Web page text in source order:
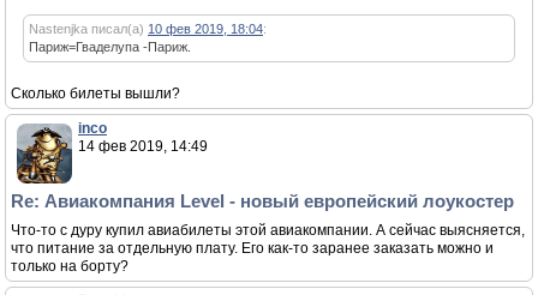
Nastenjka писал(а) 10 фев 2019, 18:04:
Париж=Гваделупа -Париж.
Сколько билеты вышли?
inco
14 фев 2019, 14:49
Re: Авиакомпания Level - новый европейский лоукостер
Что-то с дуру купил авиабилеты этой авиакомпании. А сейчас выясняется,
что питание за отдельную плату. Его как-то заранее заказать можно и
только на борту?